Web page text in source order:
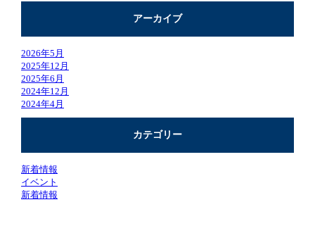
アーカイブ
2026年5月
2025年12月
2025年6月
2024年12月
2024年4月
カテゴリー
新着情報
イベント
新着情報